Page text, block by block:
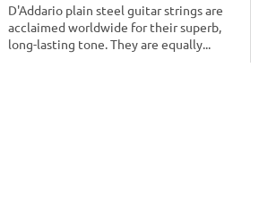
D'Addario plain steel guitar strings are
acclaimed worldwide for their superb,
long-lasting tone. They are equally...